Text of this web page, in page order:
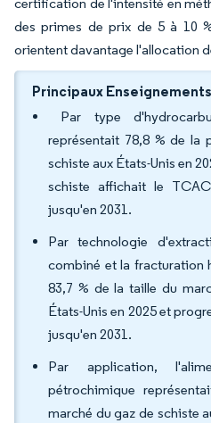
des primes de prix de 5 à 10
orientent davantage l'allocation
Principaux
Par type
représentait 78,8 % de la
schiste aux États-Unis en
schiste affichait le
jusqu'en 2031.
Par technologie
combiné et la fracturation
83,7 % de la taille du
États-Unis en 2025 et
jusqu'en 2031.
Par application,
pétrochimique
marché du gaz de schiste